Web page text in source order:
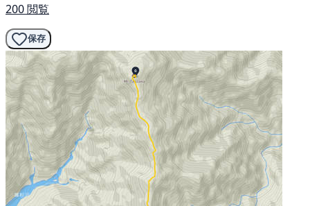
200 閲覧
保存